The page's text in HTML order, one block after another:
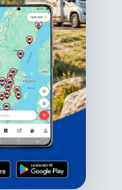
kunde
igen